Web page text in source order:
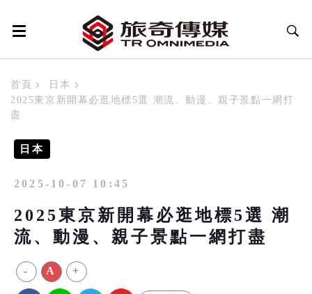
首頁
日本
2025東京新開幕必逛地標5選 潮流、動漫、親子景點一網打
盡
日本
2025-10-07 10:45
2025東京新開幕必逛地標5選 潮
流、動漫、親子景點一網打盡
- A +